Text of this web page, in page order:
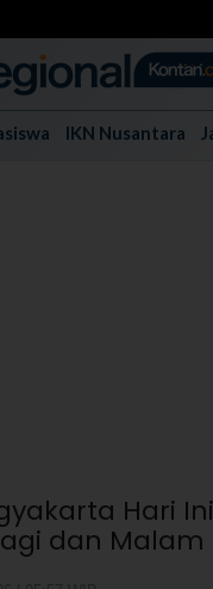
IKN Nusantara
Hari
dan Malam